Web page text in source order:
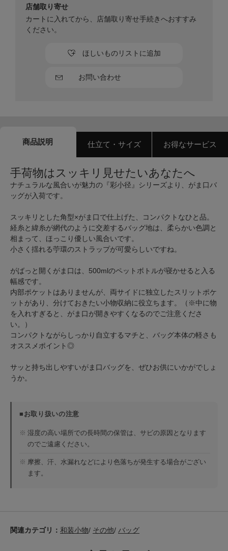
お問い合わせ
ほしいものリストに追加
店舗取り寄せ
カートに入れてから、店舗取り寄せ手続きへおすすみ
ください。
商品説明 仕立て・サイズ お得なサービス
手荷物はスッキリ見せたいあなたへ
ナチュラルな風合いが魅力の『彩小径』シリーズより、がま口バ
ッグが入荷です。
スッキリとした角型×がま口で仕上げた、コンパクトなひと品。
経糸と緯糸が網代のように交差するバッグ地は、柔らかい色調と
相まって、ほっこり優しい風合いです。
小さく揺れる苧環のストラップが可愛らしいですね。
がばっと開くがま口は、500mlのペットボトルが寝かせると入る
幅感です。
内部ポケットはありませんが、両サイドに独立したスリットポケ
ットがあり、分けておきたい小物収納に役立ちます。（※中に物
を入れすぎると、がま口が開きやすくなるのでご注意くださ
い。）
コンパクトながらしっかり自立するマチと、バッグ本体の軽さも
オススメポイント◎
サッと持ち出しやすいがま口バッグを、ぜひお供にいかがでしょ
うか。
■お取り扱いの注意
※ 湿度の高い場所での長時間の保管は、サビの原因となります
のでご遠慮ください。
※ 摩擦、汗、水漏れなどにより色落ちが発生する場合がござい
ます。
関連カテゴリ： 和装小物/ その他/ バッグ